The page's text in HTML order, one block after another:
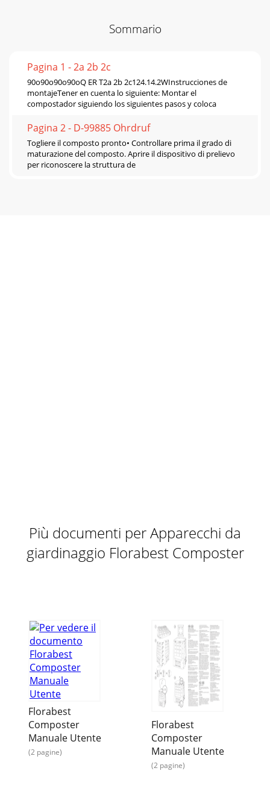
Sommario
Pagina 1 - 2a 2b 2c
90o90o90o90oQ ER T2a 2b 2c124.14.2WInstrucciones de
montajeTener en cuenta lo siguiente: Montar el
compostador siguiendo los siguientes pasos y coloca
Pagina 2 - D-99885 Ohrdruf
Togliere il composto pronto• Controllare prima il grado di
maturazione del composto. Aprire il dispositivo di prelievo
per riconoscere la struttura de
Più documenti per Apparecchi da
giardinaggio Florabest Composter
Florabest
Composter
Manuale Utente
(2 pagine)
Florabest
Composter
Manuale Utente
(2 pagine)